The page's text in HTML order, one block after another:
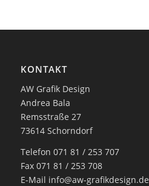
KONTAKT
AW Grafik Design
Andrea Bala
Remsstraße 27
73614 Schorndorf
Telefon 071 81 / 253 707
Fax 071 81 / 253 708
E-Mail info@aw-grafikdesign.de